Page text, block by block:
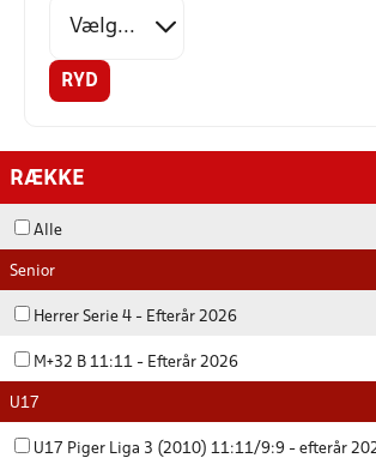
RYD
RÆKKE
Alle
Senior
Herrer Serie 4 - Efterår 2026
M+32 B 11:11 - Efterår 2026
U17
U17 Piger Liga 3 (2010) 11:11/9:9 - efterår